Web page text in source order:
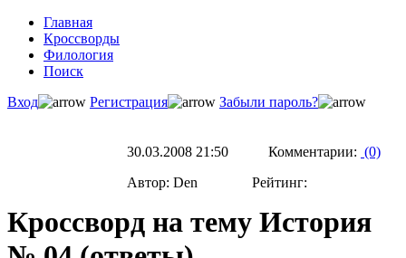
Главная
Кроссворды
Филология
Поиск
Вход
Регистрация Забыли пароль?
30.03.2008 21:50 Комментарии: (0)
Автор: Den Рейтинг:
Кроссворд на тему История